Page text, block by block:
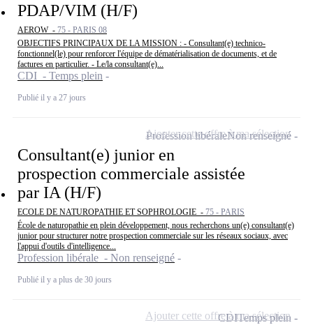
PDAP/VIM (H/F)
AEROW - 75 - PARIS 08
OBJECTIFS PRINCIPAUX DE LA MISSION : - Consultant(e) technico-
fonctionnel(le) pour renforcer l'équipe de dématérialisation de documents, et de
factures en particulier. - Le/la consultant(e)...
CDI - Temps plein
Publié il y a 27 jours
Consultant(e) junior en
prospection commerciale assistée
par IA (H/F)
ECOLE DE NATUROPATHIE ET SOPHROLOGIE - 75 - PARIS
École de naturopathie en plein développement, nous recherchons un(e) consultant(e)
junior pour structurer notre prospection commerciale sur les réseaux sociaux, avec
l'appui d'outils d'intelligence...
Profession libérale - Non renseigné
Publié il y a plus de 30 jours
Profession libéraleNon renseigné
Ajouter cette offre à ma sélection
CDITemps plein
Ajouter cette offre à ma sélection